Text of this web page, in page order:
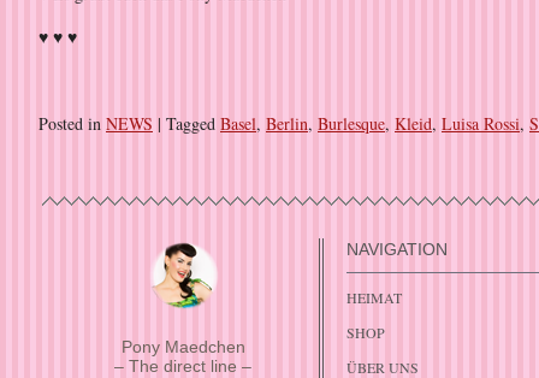
♥ ♥ ♥
Posted in NEWS | Tagged Basel, Berlin, Burlesque, Kleid, Luisa Rossi,
Pony Maedchen
– The direct line –
NAVIGATION
HEIMAT
SHOP
ÜBER UNS